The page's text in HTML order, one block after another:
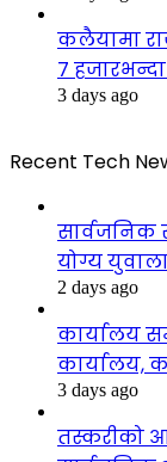
कलैयामा
७
3 days ago
Recent Tech
सार्वजनिक
योग्य
2 days ago
कार्यालय
कार्यालय,
3 days ago
तस्करीको